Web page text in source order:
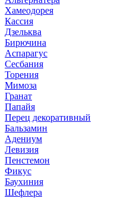
Хамеодорея
Кассия
Дзельква
Бирючина
Аспарагус
Сесбания
Торения
Мимоза
Гранат
Папайя
Перец декоративный
Бальзамин
Адениум
Левизия
Пенстемон
Фикус
Баухиния
Шефлера